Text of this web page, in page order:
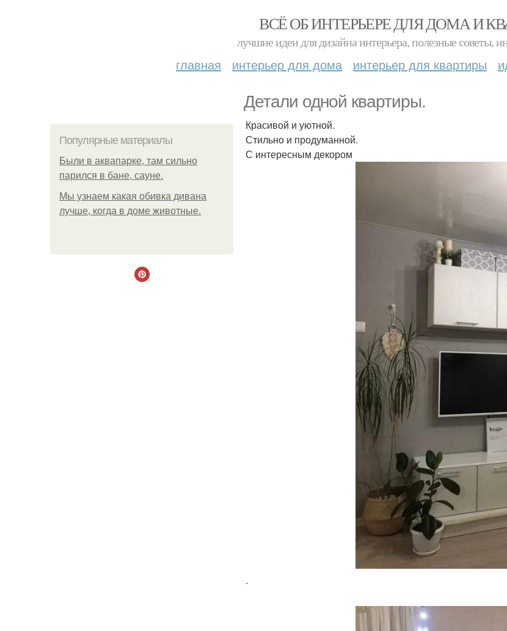
ВСЁ ОБ ИНТЕРЬЕРЕ ДЛЯ ДОМА И
лучшие идеи для дизайна интерьера, полезные советы,
главная интерьер для дома интерьер для квартиры
Детали одной квартиры.
Популярные материалы
Были в аквапарке, там сильно
парился в бане, сауне.
Мы узнаем какая обивка дивана
лучше, когда в доме животные.
Красивой и уютной.
Стильно и продуманной.
С интересным декором
.